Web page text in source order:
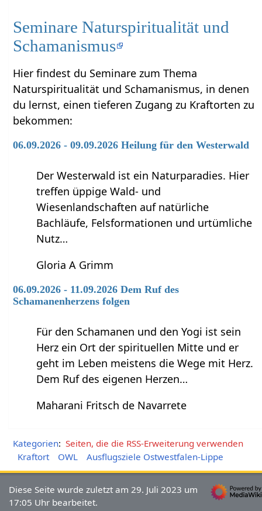
Seminare Naturspiritualität und
Schamanismus
Hier findest du Seminare zum Thema
Naturspiritualität und Schamanismus, in denen
du lernst, einen tieferen Zugang zu Kraftorten zu
bekommen:
06.09.2026 - 09.09.2026 Heilung für den Westerwald
Der Westerwald ist ein Naturparadies. Hier
treffen üppige Wald- und
Wiesenlandschaften auf natürliche
Bachläufe, Felsformationen und urtümliche
Nutz…
Gloria A Grimm
06.09.2026 - 11.09.2026 Dem Ruf des
Schamanenherzens folgen
Für den Schamanen und den Yogi ist sein
Herz ein Ort der spirituellen Mitte und er
geht im Leben meistens die Wege mit Herz.
Dem Ruf des eigenen Herzen…
Maharani Fritsch de Navarrete
Kategorien: Seiten, die die RSS-Erweiterung verwenden
Kraftort
OWL Ausflugsziele Ostwestfalen-Lippe
Diese Seite wurde zuletzt am 29. Juli 2023 um
17:05 Uhr bearbeitet.